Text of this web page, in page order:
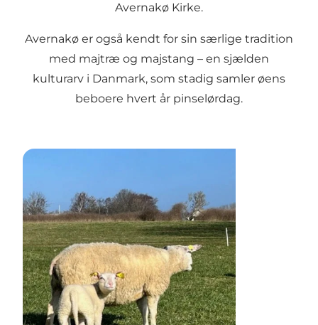
Avernakø Kirke.
Avernakø er også kendt for sin særlige tradition
med majtræ og majstang – en sjælden
kulturarv i Danmark, som stadig samler øens
beboere hvert år pinselørdag.